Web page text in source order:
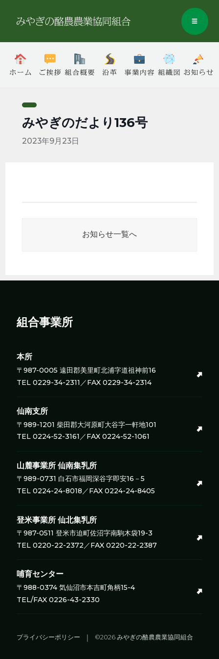
みやぎのだより136号
2023年9月23日
お知らせ一覧へ
組合事業所
本所
〒987-0005 遠田郡美里町北浦字道祖神前16
TEL 0229-34-2311／FAX 0229-34-2314
仙南支所
〒989-1201 柴田郡大河原町大谷字一軒地101
TEL 0224-52-3161／FAX 0224-52-1061
山麓事業所仙南集乳所
〒989-0731 白石市福岡深谷字即安16－5
TEL 0224-24-8018／FAX 0224-24-8405
登米事業所仙北集乳所
〒987-0511 登米市迫町佐沼字南駒木袋19-3
TEL 0220-22-2372／FAX 0220-22-2387
哺育センター
〒988-0374 気仙沼市本吉町角柄15-4
TEL/FAX 0226-43-2330
プライバシーポリシー ©2026 みやぎの酪農農業協同組合